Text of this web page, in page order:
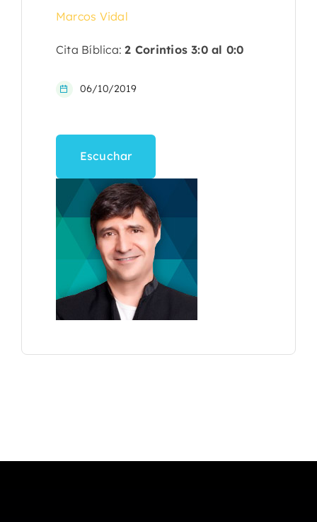
Marcos Vidal
Cita Bíblica:2 Corintios 3:0 al 0:0
06/10/2019
Escuchar